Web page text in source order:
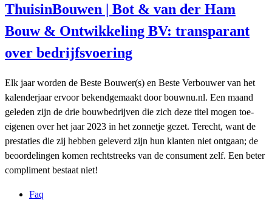
ThuisinBouwen | Bot & van der Ham
Bouw & Ontwikkeling BV: transparant
over bedrijfsvoering
Elk jaar worden de Beste Bouwer(s) en Beste Verbouwer van het
kalenderjaar ervoor bekendgemaakt door bouwnu.nl. Een maand
geleden zijn de drie bouwbedrijven die zich deze titel mogen toe-
eigenen over het jaar 2023 in het zonnetje gezet. Terecht, want de
prestaties die zij hebben geleverd zijn hun klanten niet ontgaan; de
beoordelingen komen rechtstreeks van de consument zelf. Een beter
compliment bestaat niet!
Faq